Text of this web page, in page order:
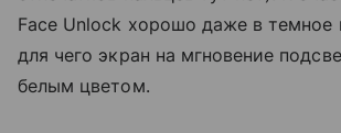
Face Unlock хорошо даже в темное
для чего экран на мгновение
белым цветом.